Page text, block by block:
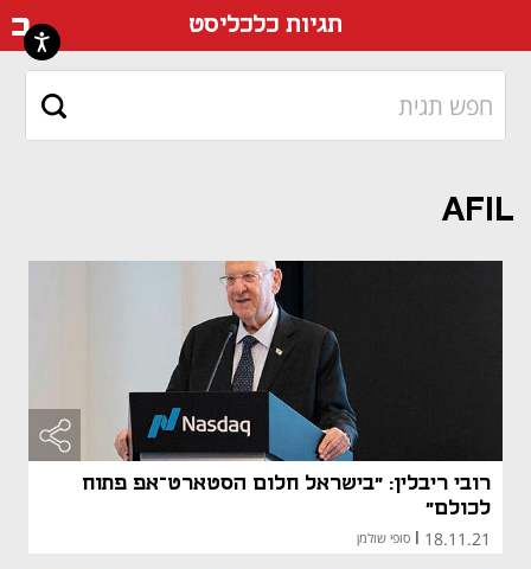
תגיות כלכליסט
AFIL
רובי ריבלין: "בישראל חלום הסטארט־אפ פתוח
לכולם"
18.11.21 סופי שולמן